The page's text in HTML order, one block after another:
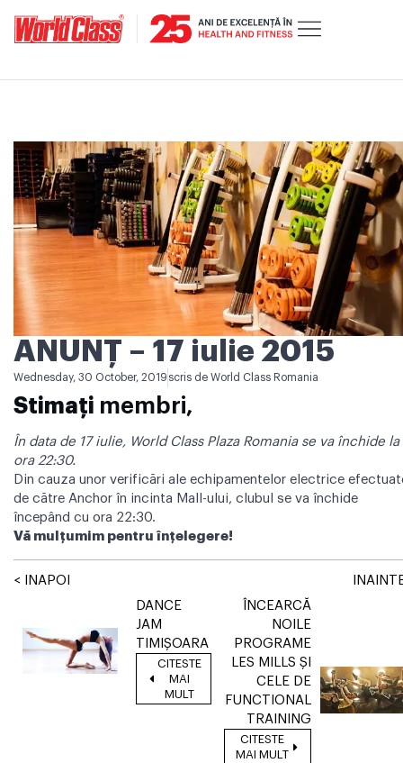
ANUNŢ – 17 iulie 2015
Wednesday, 30 October, 2019 scris de World Class Romania
Stimaţi membri,
În data de 17 iulie, World Class Plaza Romania se va închide la
ora 22:30.
Din cauza unor verificări ale echipamentelor electrice
de către Anchor în incinta Mall-ului, clubul se va închide
începând cu ora 22:30.
Vă mulţumim pentru înţelegere!
< INAPOI
DANCE
JAM
TIMIŞOARA
CITESTE
MAI
MULT
ÎNCEARCĂ
NOILE
PROGRAME
LES MILLS ȘI
CELE DE
FUNCTIONAL
TRAINING
CITESTE
MAI MULT